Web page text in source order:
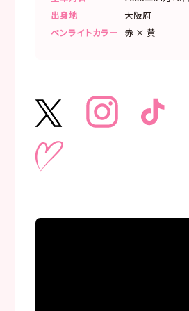
出身地
大阪府
ペンライトカラー 赤 × 黄